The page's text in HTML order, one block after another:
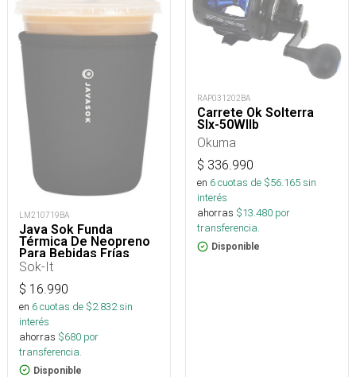
LM210719BA
Java Sok Funda
Térmica De Neopreno
Para Bebidas Frías
Sok-It
$ 16.990
en 6cuotas de $2.832sin
interés
ahorras $680 por
transferencia.
Disponible
RAP031202BA
Carrete Ok Solterra
Slx-50WIIb
Okuma
$ 336.990
en 6cuotas de $56.165sin
interés
ahorras $13.480 por
transferencia.
Disponible